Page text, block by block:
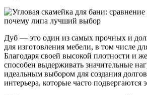
Дуб — это один из самых прочных и
для изготовления мебели, в том числе
Благодаря своей высокой плотности и
способен выдерживать значительные
идеальным выбором для создания
интерьера, которые часто подвергаются